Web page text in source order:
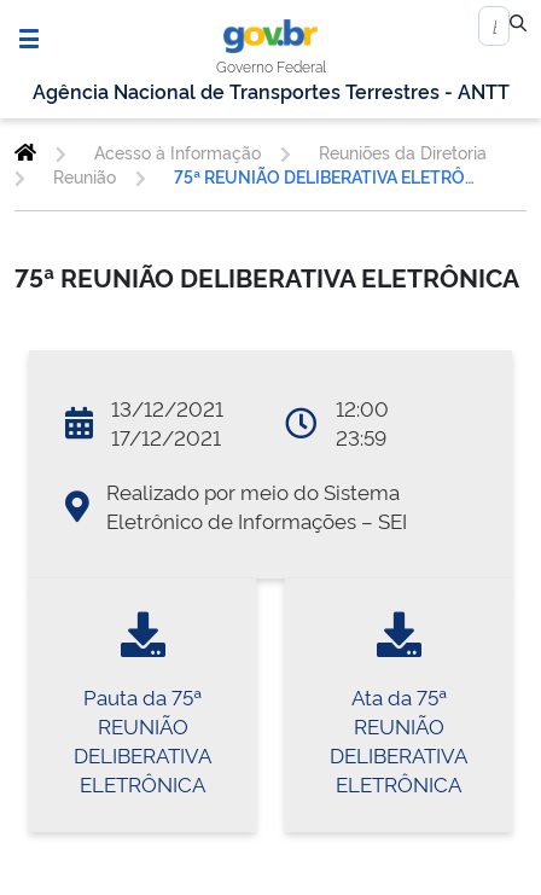
Governo Federal
Agência Nacional de Transportes Terrestres - ANTT
Acesso à Informação
Reuniões da Diretoria
Reunião
75ª REUNIÃO DELIBERATIVA ELETRÔNICA
75ª REUNIÃO DELIBERATIVA ELETRÔNICA
13/12/2021
17/12/2021
12:00
23:59
Realizado por meio do Sistema
Eletrônico de Informações – SEI
Pauta da 75ª
REUNIÃO
DELIBERATIVA
ELETRÔNICA
Ata da 75ª
REUNIÃO
DELIBERATIVA
ELETRÔNICA